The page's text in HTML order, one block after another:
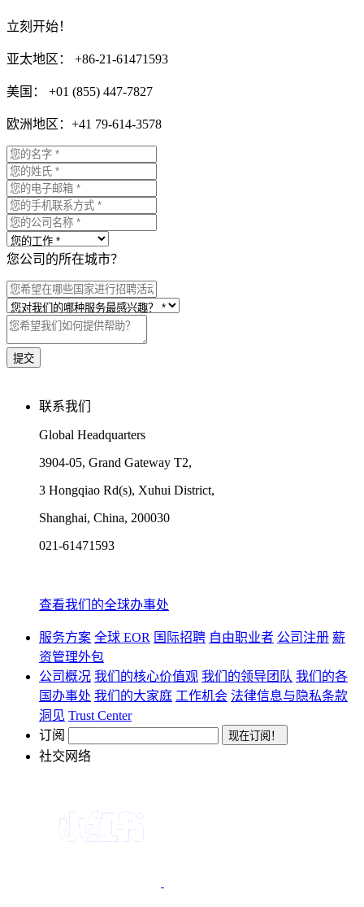
立刻开始！
亚太地区： +86-21-61471593
美国： +01 (855) 447-7827
欧洲地区：+41 79-614-3578
您公司的所在城市？
联系我们
Global Headquarters
3904-05, Grand Gateway T2,
3 Hongqiao Rd(s), Xuhui District,
Shanghai, China, 200030
021-61471593
查看我们的全球办事处
服务方案 全球 EOR 国际招聘 自由职业者 公司注册 薪
资管理外包
公司概况 我们的核心价值观 我们的领导团队 我们的各
国办事处 我们的大家庭 工作机会 法律信息与隐私条款
洞见 Trust Center
订阅
社交网络